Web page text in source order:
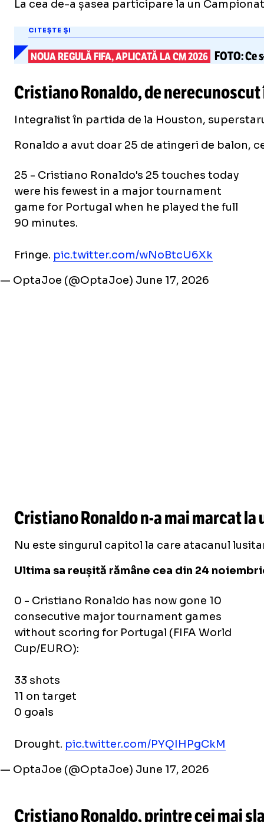
La cea de-a șasea participare la un
CITEȘTE ȘI
NOUA REGULĂ FIFA, APLICATĂ LA CM 2026 FOTO:Ce
Cristiano Ronaldo, de
Integralist în partida de la Houston,
Ronaldo a avut doar 25 de atingeri de balon,
25 - Cristiano Ronaldo's 25 touches today
were his fewest in a major tournament
game for Portugal when he played the full
90 minutes.
Fringe. pic.twitter.com/wNoBtcU6Xk
— OptaJoe (@OptaJoe) June 17, 2026
Cristiano Ronaldon-amai marcat la
Nu este singurul capitol la care atacanul
Ultima sa reușită rămâne cea din 24
0 - Cristiano Ronaldo has now gone 10
consecutive major tournament games
without scoring for Portugal (FIFA World
Cup/EURO):
33 shots
11 on target
0 goals
Drought. pic.twitter.com/PYQIHPgCkM
— OptaJoe (@OptaJoe) June 17, 2026
Cristiano Ronaldo, printre cei mai